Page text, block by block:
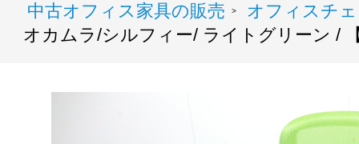
中古オフィス家具の販売 >
オフィスチ
オカムラ/シルフィー/ ライトグリーン /